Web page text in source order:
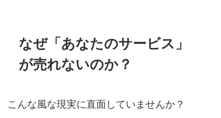
なぜ「あなたのサービス」
が売れないのか？
こんな風な現実に直面していませんか？